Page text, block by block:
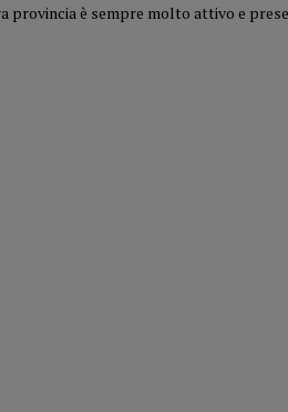
è sempre molto attivo e